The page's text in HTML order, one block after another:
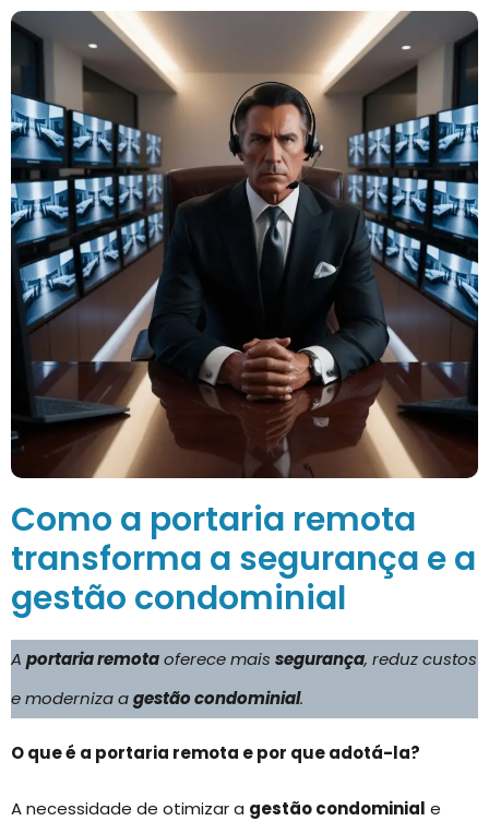
Como a portaria remota
transforma a segurança e a
gestão condominial
A portaria remotaoferece mais segurança, reduz custos
e moderniza agestão condominial.
O que é a portaria remota e por que adotá-la?
A necessidade de otimizar a gestão condominial e